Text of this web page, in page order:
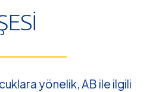
yönelik, AB ile ilgili